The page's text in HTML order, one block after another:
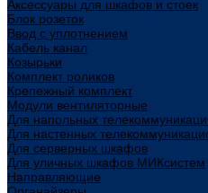
Аксессуары для шкафов и стоек
Блок розеток
Ввод с уплотнением
Кабель канал
Козырьки
Комплект роликов
Крепежный комплект
Модули вентиляторные
Для напольных
Для настенных
Для серверных шкафов
Для уличных шкафов МИКсистем
Направляющие